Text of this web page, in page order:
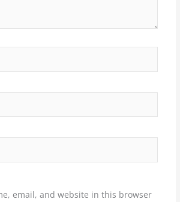
email, and website in this browser